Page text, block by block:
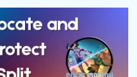
무료 체험